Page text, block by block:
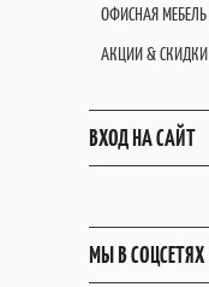
ОФИСНАЯ МЕБЕЛЬ
АКЦИИ & СКИДКИ
ВХОД НА САЙТ
МЫ В СОЦСЕТЯХ